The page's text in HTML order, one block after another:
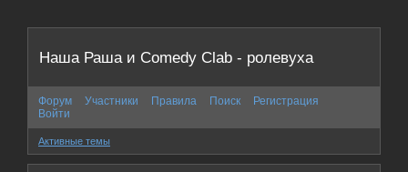
Наша Раша и Comedy Clab - ролевуха
Форум Участники Правила Поиск
Регистрация
Войти
Активные темы